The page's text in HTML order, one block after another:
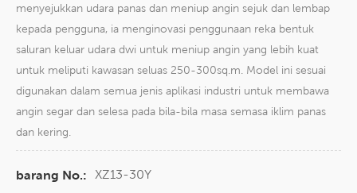
menyejukkan udara panas dan meniup angin sejuk dan lembap
kepada pengguna, ia menginovasi penggunaan reka bentuk
saluran keluar udara dwi untuk meniup angin yang lebih kuat
untuk meliputi kawasan seluas 250-300sq.m. Model ini sesuai
digunakan dalam semua jenis aplikasi industri untuk membawa
angin segar dan selesa pada bila-bila masa semasa iklim panas
dan kering.
barang No.: XZ13-30Y